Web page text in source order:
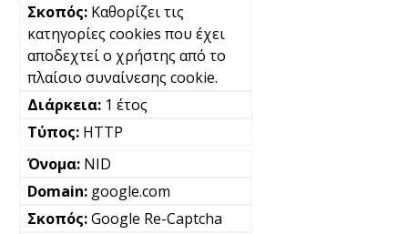
Καθορίζει τις
κατηγορίες cookies που έχει
αποδεχτεί ο χρήστης από το
πλαίσιο συναίνεσης cookie.
1 έτος
HTTP
NID
google.com
Google Re-Captcha